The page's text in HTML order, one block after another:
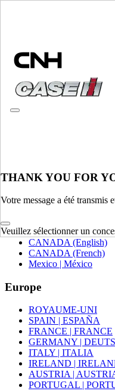
THANK YOU FOR
Votre message a été transmis
Veuillez sélectionner un
Amérique du Nord
USA
CANADA (English)
CANADA (French)
Mexico | México
Europe
ROYAUME-UNI
SPAIN | ESPAÑA
FRANCE | FRANCE
GERMANY |
ITALY | ITALIA
IRELAND |
AUSTRIA |
PORTUGAL |